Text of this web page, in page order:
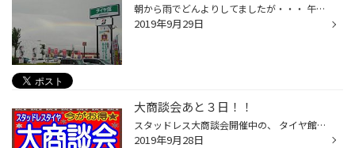
朝から雨でどんよりしてましたが・・・ 午後になり虹が!(^^)! 気分もあがりました(^^)/ 商談会開催ですが・・・ ここにきて人気のうちわ！笑 ご自由にお持ち帰りくださいね~ そして、本日【 エンジンオイル交換DAY★ 】です♪ 無料安全点検実施中★ ご来店お待ちしてます♪
2019年9月29日
大商談会あと３日！！
スタッドレス大商談会開催中の、 タイヤ館盛岡西バイパス店でーーーす(^^♪ 今月も残すところあと３日間となりました！！！早 たくさんの方にご相談いただいていますが・・・ やはり！！今月が絶対お得です！！！ タイヤを買うなら今ですよ！！！ 忘れずご来店ください!(^^)! そ・し・て・・・ 今だ...
2019年9月28日